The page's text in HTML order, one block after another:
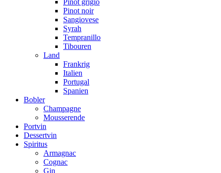
Pinot noir
Sangiovese
Syrah
Tempranillo
Tibouren
Land
Frankrig
Italien
Portugal
Spanien
Bobler
Champagne
Mousserende
Portvin
Dessertvin
Spiritus
Armagnac
Cognac
Gin